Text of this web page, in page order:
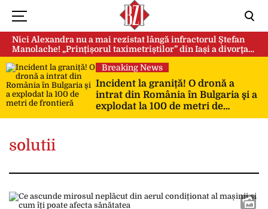
Nici Alexandra nu a mai rezistat lângă infractorul Ștefan
Manolache! „Prințișorul taximetriștilor” din Iași a divorţat
după doi ani de căsnicie
Breaking News
Incident la graniță! O dronă a
intrat din România în Bulgaria şi a
explodat la 100 de metri de
frontieră
solutii